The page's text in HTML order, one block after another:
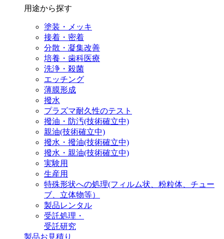
用途から探す
塗装・メッキ
接着・密着
分散・凝集改善
培養・歯科医療
洗浄・殺菌
エッチング
薄膜形成
撥水
プラズマ耐久性のテスト
撥油・防汚(技術確立中)
親油(技術確立中)
撥水・撥油(技術確立中)
撥水・親油(技術確立中)
実験用
生産用
特殊形状への処理(フィルム状、粉粒体、チュー
ブ、立体物等）
製品レンタル
受託処理・
受託研究
製品お見積り